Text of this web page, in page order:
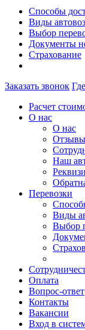
Способы
Виды
Выбор
Документы
Страхование
Заказать звонок
Расчет
О нас
О нас
Отзывы
Наш
Перевозки
Виды
Выбор
Оплата
Вопрос-ответ
Контакты
Вакансии
Вход в